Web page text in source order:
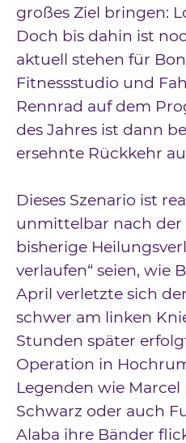
großes Ziel bringen:
Doch bis dahin ist
aktuell stehen für
Fitnessstudio und
Rennrad auf dem
des Jahres ist dann
ersehnte Rückkehr
Dieses Szenario ist
unmittelbar nach
bisherige
verlaufen“ seien, wie
April verletzte sich
schwer am linken
Stunden später
Operation in
Legenden wie Marcel
Schwarz oder auch
Alaba ihre Bänder